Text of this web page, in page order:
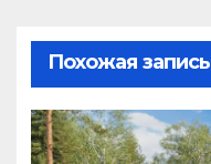
Похожая запись